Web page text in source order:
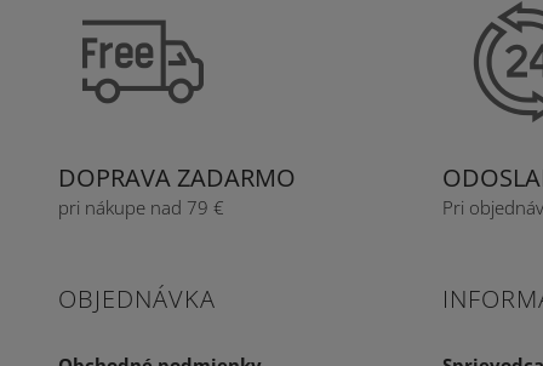
DOPRAVA ZADARMO
pri nákupe nad 79 € Pri
OBJEDNÁVKA